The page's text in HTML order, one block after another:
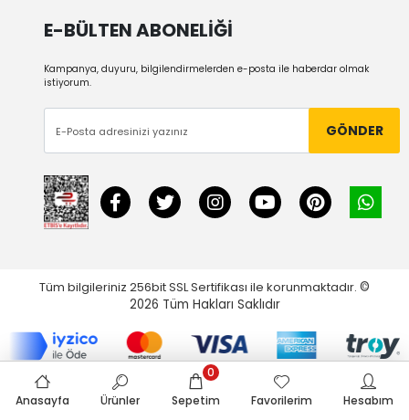
E-BÜLTEN ABONELİĞİ
Kampanya, duyuru, bilgilendirmelerden e-posta ile haberdar olmak
istiyorum.
GÖNDER
Tüm bilgileriniz 256bit SSL Sertifikası ile korunmaktadır. ©
2026 Tüm Hakları Saklıdır
Anasayfa Ürünler Sepetim
0
Favorilerim
Hesabım